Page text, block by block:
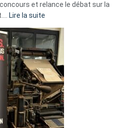
et relance le débat sur la
Lire la suite
Eurovision
2026
:
Pays-
Bas,
Espagne,
Irlande
et
Slovénie